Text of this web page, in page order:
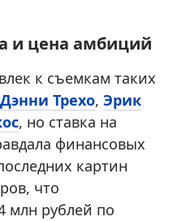
и цена амбиций
к съемкам таких
Дэнни Трехо, Эрик
, но ставка на
финансовых
картин
что
млн рублей по